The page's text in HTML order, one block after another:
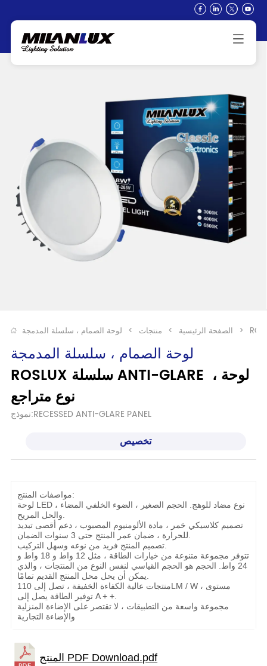
الصفحة الرئيسية > منتجات > لوحة الصمام ، سلسلة المدمجة >
لوحة الصمام ، سلسلة المدمجة
ROSLUX سلسلة ANTI-GLARE لوحة ،
نوع متراجع
نموذج:RECESSED ANTI-GLARE PANEL
تخصيص
مواصفات المنتج:
لوحة LED ، نوع مضاد للوهج. الحجم الصغير ، الضوء الخلفي المضاء
والحل المريح.
تصميم كلاسيكي خمر ، مادة الألومنيوم المصبوب ، دعم أقصى تبديد
للحرارة ، ضمان عمر المنتج حتى 3 سنوات الضمان.
تصميم المنتج فريد من نوعه وسهل التركيب.
تتوفر مجموعة متنوعة من خيارات الطاقة ، مثل 12 واط و 18 واط و
24 واط. الحجم هو الحجم القياسي لنفس النوع من المنتجات ، والذي
يمكن أن يحل محل المنتج القديم تمامًا.
منتجات عالية الكفاءة الخفيفة ، تصل إلى 110LM / W ، مستوى
توفير الطاقة يصل إلى A + +.
مجموعة واسعة من التطبيقات ، لا تقتصر على الإضاءة المنزلية
والإضاءة التجارية